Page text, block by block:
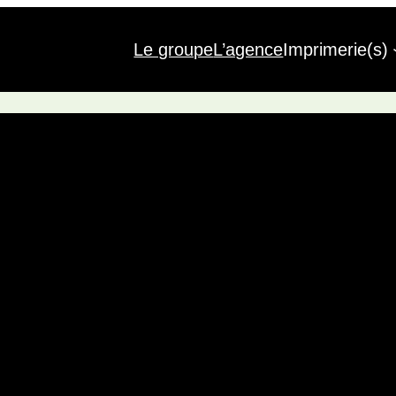
Le groupeL’agenceImprimerie(s)